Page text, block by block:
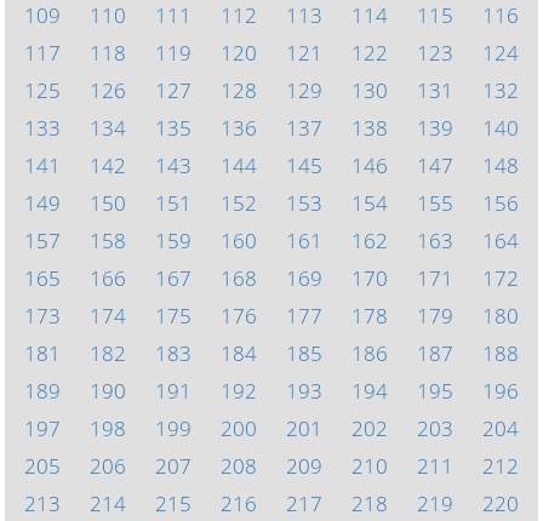
109
110 111 112 113 114 115
116
117
118 119 120 121 122 123
124
125
126 127 128 129 130 131
132
133
134 135 136 137 138 139
140
141
142 143 144 145 146 147
148
149
150 151 152 153 154 155
156
157
158 159 160 161 162 163
164
165
166 167 168 169 170 171
172
173
174 175 176 177 178 179
180
181
182 183 184 185 186 187
188
189
190 191 192 193 194 195
196
197
198 199 200 201 202 203
204
205
206 207 208 209 210 211
212
213
214 215 216 217 218 219 220